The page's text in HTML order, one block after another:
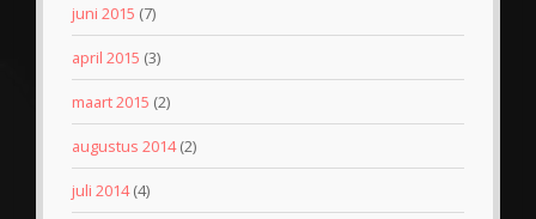
juni 2015 (7)
april 2015 (3)
maart 2015 (2)
augustus 2014(2)
juli 2014(4)